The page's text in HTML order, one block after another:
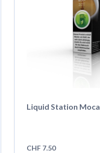
Liquid Station Moca
CHF 7.50